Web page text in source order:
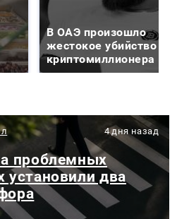
В ОАЭ произошло
жестокое убийство
криптомиллионера
4 дня назад
проблемных
установили два